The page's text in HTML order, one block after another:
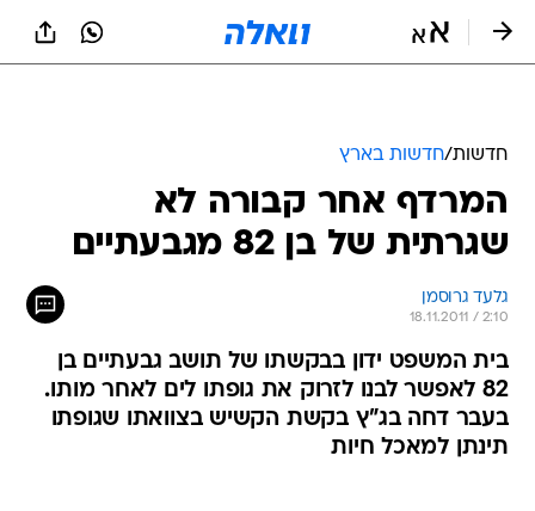
חדשות/חדשות בארץ
המרדף אחר קבורה לא
שגרתית של בן 82 מגבעתיים
גלעד גרוסמן
18.11.2011 / 2:10
בית המשפט ידון בבקשתו של תושב גבעתיים בן
82 לאפשר לבנו לזרוק את גופתו לים לאחר מותו.
בעבר דחה בג"ץ בקשת הקשיש בצוואתו שגופתו
תינתן למאכל חיות